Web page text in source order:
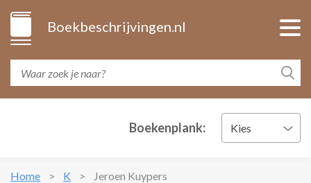
Boekbeschrijvingen.nl
Boekenplank: Kies
Home K Jeroen Kuypers